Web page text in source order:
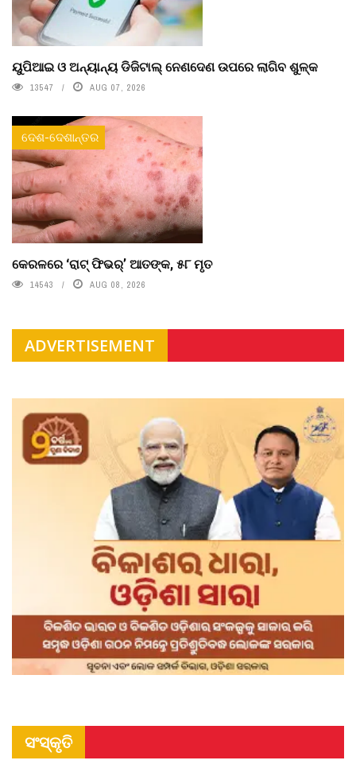
ୟୁପିଆଇ ଓ ଅନ୍ୟାନ୍ୟ ଡିଜିଟାଲ୍ ନେଣଦେଣ ଉପରେ ଲାଗିବ ଶୁଳ୍କ
13547 AUG 07, 2026
ଦେଶ-ଦେଶାନ୍ତର
କେରଳରେ ‘ରାଟ୍ ଫିଭର୍’ ଆତଙ୍କ, ୫୮ ମୃତ
14543 AUG 08, 2026
ADVERTISEMENT
ସଂସ୍କୃତି